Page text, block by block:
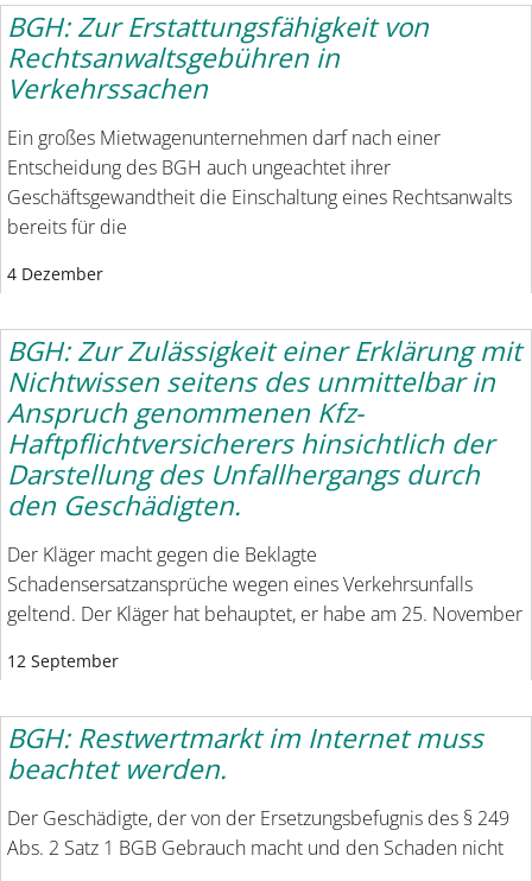
BGH: Zur Erstattungsfähigkeit von
Rechtsanwaltsgebühren in
Verkehrssachen
Ein großes Mietwagenunternehmen darf nach einer
Entscheidung des BGH auch ungeachtet ihrer
Geschäftsgewandtheit die Einschaltung eines Rechtsanwalts
bereits für die
4 Dezember
BGH: Zur Zulässigkeit einer Erklärung mit
Nichtwissen seitens des unmittelbar in
Anspruch genommenen Kfz-
Haftpflichtversicherers hinsichtlich der
Darstellung des Unfallhergangs durch
den Geschädigten.
Der Kläger macht gegen die Beklagte
Schadensersatzansprüche wegen eines Verkehrsunfalls
geltend. Der Kläger hat behauptet, er habe am 25. November
12 September
BGH: Restwertmarkt im Internet muss
beachtet werden.
Der Geschädigte, der von der Ersetzungsbefugnis des § 249
Abs. 2 Satz 1 BGB Gebrauch macht und den Schaden nicht